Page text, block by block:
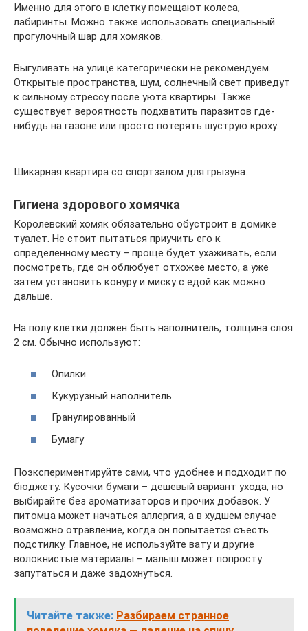
Именно для этого в клетку помещают колеса,
лабиринты. Можно также использовать специальный
прогулочный шар для хомяков.
Выгуливать на улице категорически не рекомендуем.
Открытые пространства, шум, солнечный свет приведут
к сильному стрессу после уюта квартиры. Также
существует вероятность подхватить паразитов где-
нибудь на газоне или просто потерять шуструю кроху.
Шикарная квартира со спортзалом для грызуна.
Гигиена здорового хомячка
Королевский хомяк обязательно обустроит в домике
туалет. Не стоит пытаться приучить его к
определенному месту – проще будет ухаживать, если
посмотреть, где он облюбует отхожее место, а уже
затем установить конуру и миску с едой как можно
дальше.
На полу клетки должен быть наполнитель, толщина слоя
2 см. Обычно используют:
Опилки
Кукурузный наполнитель
Гранулированный
Бумагу
Поэкспериментируйте сами, что удобнее и подходит по
бюджету. Кусочки бумаги – дешевый вариант ухода, но
выбирайте без ароматизаторов и прочих добавок. У
питомца может начаться аллергия, а в худшем случае
возможно отравление, когда он попытается съесть
подстилку. Главное, не используйте вату и другие
волокнистые материалы – малыш может попросту
запутаться и даже задохнуться.
Читайте также: Разбираем странное